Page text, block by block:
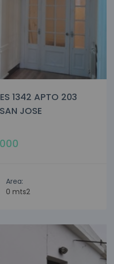
1342 APTO 203
JOSE
Area:
0 mts2